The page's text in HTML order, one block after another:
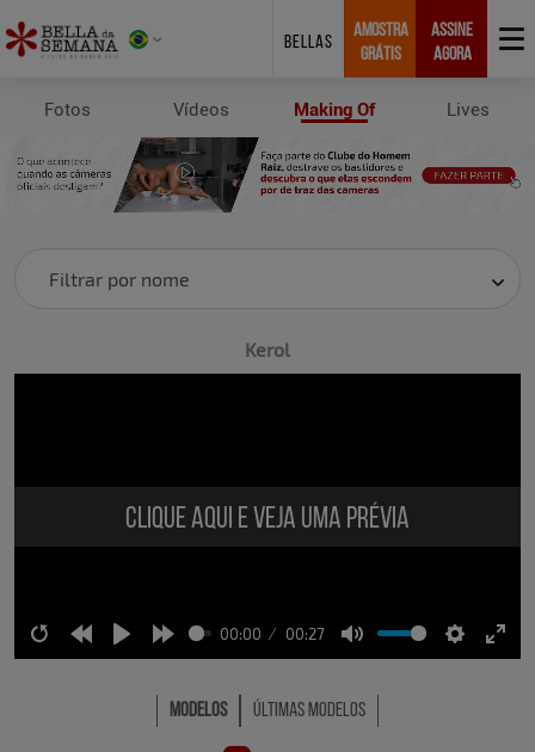
BELLAS
AMOSTRA
GRÁTIS
ASSINE
AGORA
Fotos Vídeos Making Of Lives
Making Of
Filtrar por nome
Kerol
Clique aqui e veja uma prévia
RestartRewindPlay Forward
00:00 00:27
Mute Settings
Modelos Últimas Modelos